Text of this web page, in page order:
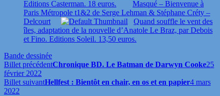
Editions Casterman. 18 euros.
Masqué – Bienvenue à
Paris Métropole t1&2 de Serge Lehman & Stéphane Créty –
Delcourt
Quand souffle le vent des
îles, adaptation de la nouvelle d’Anatole Le Braz, par Debois
et Fino. Editions Soleil. 13,50 euros.
Bande dessinée
Billet précédentChronique BD. Le Batman de Darwyn Cooke25
février 2022
Billet suivantHellfest : Bientôt en chair, en os et en papier4 mars
2022